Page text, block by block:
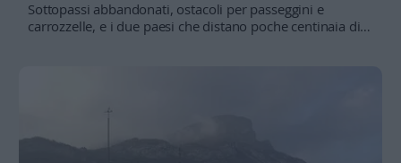
Sottopassi abbandonati, ostacoli per passeggini e
carrozzelle, e i due paesi che distano poche centinaia di